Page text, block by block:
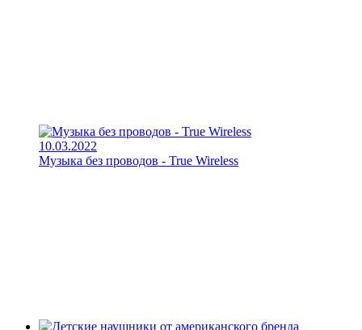
10.03.2022
Музыка без проводов - True Wireless